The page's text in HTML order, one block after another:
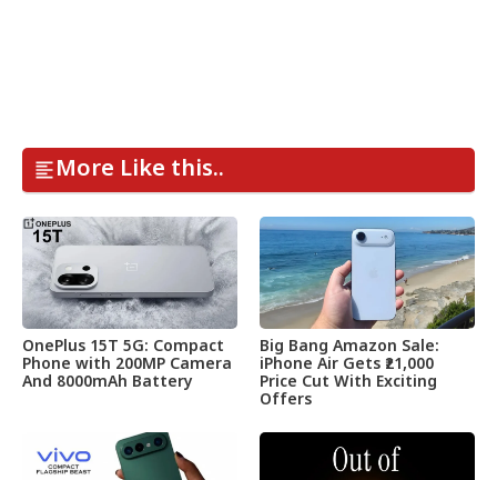
More Like this..
OnePlus 15T 5G: Compact
Phone with 200MP Camera
And 8000mAh Battery
Big Bang Amazon Sale:
iPhone Air Gets ₹21,000
Price Cut With Exciting
Offers